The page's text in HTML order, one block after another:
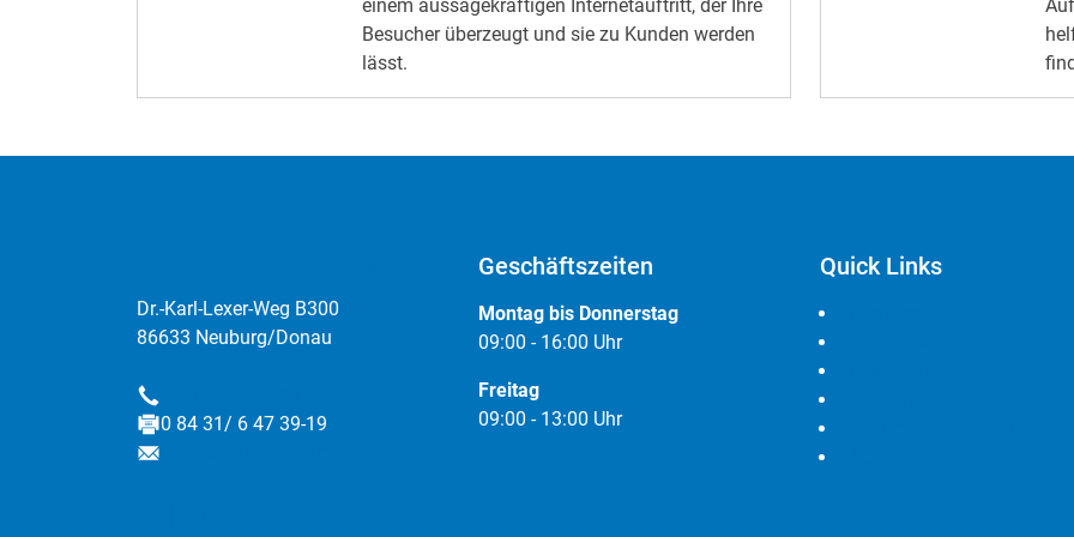
Den
einem aussagekräftigen Internetauftritt, der Ihre
Besucher überzeugt und sie zu Kunden werden
lässt.
Dr.-Karl-Lexer-Weg B300
86633 Neuburg/Donau
Telefon
Fax
0 84 31/ 6 47 39-19
E-Mail
Geschäftszeiten
Montag bis Donnerstag
09:00 - 16:00 Uhr
Freitag
09:00 - 13:00 Uhr
Quick Links